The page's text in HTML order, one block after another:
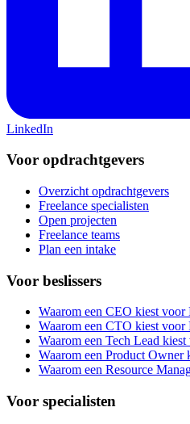
LinkedIn
Voor opdrachtgevers
Overzicht opdrachtgevers
Freelance specialisten
Open projecten
Freelance teams
Plan een intake
Voor beslissers
Waarom een CEO kiest voor
Waarom een CTO kiest voor
Waarom een Tech Lead
Waarom een Product Owner
Waarom een Resource
Voor specialisten